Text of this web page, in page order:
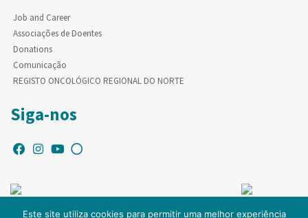
Job and Career
Associações de Doentes
Donations
Comunicação
REGISTO ONCOLÓGICO REGIONAL DO NORTE
Siga-nos
Este site utiliza cookies para permitir uma melhor experiência